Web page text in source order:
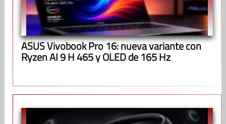
ASUS Vivobook Pro 16: nueva variante con
Ryzen AI 9 H 465 y OLED de 165 Hz